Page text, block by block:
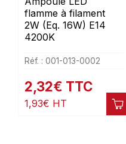
flamme à filament
2W (Eq. 16W) E14
4200K
Réf. : 001-013-0002
2,32€ TTC
1,93€ HT